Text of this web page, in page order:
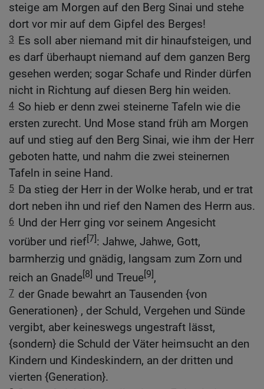
steige am Morgen auf den Berg Sinai und stehe
dort vor mir auf dem Gipfel des Berges!
3 Es soll aber niemand mit dir hinaufsteigen, und
es darf überhaupt niemand auf dem ganzen Berg
gesehen werden; sogar Schafe und Rinder dürfen
nicht in Richtung auf diesen Berg hin weiden.
4 So hieb er denn zwei steinerne Tafeln wie die
ersten zurecht. Und Mose stand früh am Morgen
auf und stieg auf den Berg Sinai, wie ihm der Herr
geboten hatte, und nahm die zwei steinernen
Tafeln in seine Hand.
5 Da stieg der Herr in der Wolke herab, und er trat
dort neben ihn und rief den Namen des Herrn aus.
6 Und der Herr ging vor seinem Angesicht
vorüber und rief[7]: Jahwe, Jahwe, Gott,
barmherzig und gnädig, langsam zum Zorn und
reich an Gnade[8] und Treue[9],
7 der Gnade bewahrt an Tausenden {von
Generationen} , der Schuld, Vergehen und Sünde
vergibt, aber keineswegs ungestraft lässt,
{sondern} die Schuld der Väter heimsucht an den
Kindern und Kindeskindern, an der dritten und
vierten {Generation}.